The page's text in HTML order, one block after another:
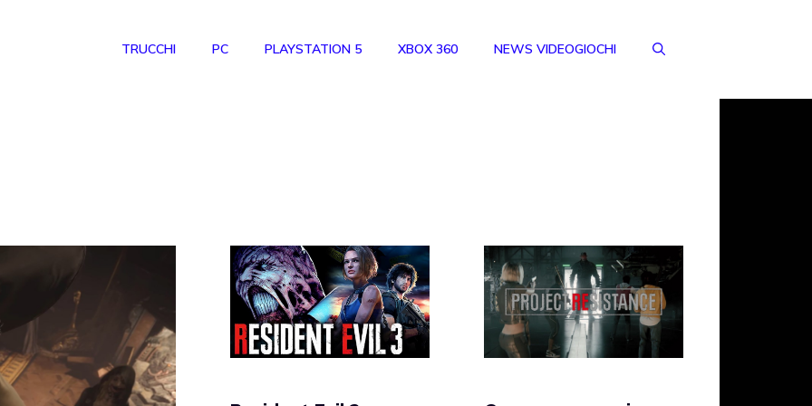
TRUCCHI PC PLAYSTATION 5 XBOX 360 NEWS VIDEOGIOCHI